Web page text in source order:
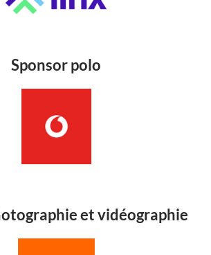
Sponsor polo
et vidéographie